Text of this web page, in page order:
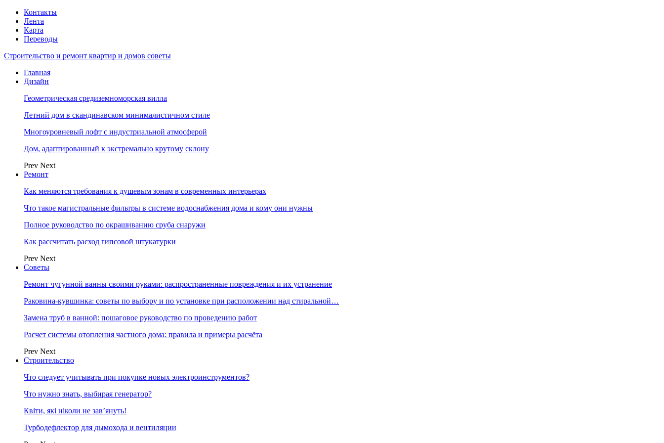
Контакты
Лента
Карта
Переводы
Строительство и ремонт квартир и домов советы
Главная
Дизайн
Геометрическая средиземноморская вилла
Летний дом в скандинавском минималистичном стиле
Многоуровневый лофт с индустриальной атмосферой
Дом, адаптированный к экстремально крутому склону
Prev Next
Ремонт
Как меняются требования к душевым зонам в современных интерьерах
Что такое магистральные фильтры в системе водоснабжения дома и кому они нужны
Полное руководство по окрашиванию сруба снаружи
Как рассчитать расход гипсовой штукатурки
Prev Next
Советы
Ремонт чугунной ванны своими руками: распространенные повреждения и их устранение
Раковина-кувшинка: советы по выбору и по установке при расположении над стиральной…
Замена труб в ванной: пошаговое руководство по проведению работ
Расчет системы отопления частного дома: правила и примеры расчёта
Prev Next
Строительство
Что следует учитывать при покупке новых электроинструментов?
Что нужно знать, выбирая генератор?
Квіти, які ніколи не зав’януть!
Турбодефлектор для дымохода и вентиляции